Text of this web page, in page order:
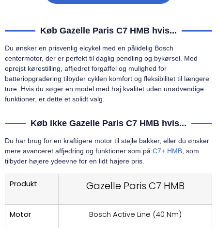
Køb Gazelle Paris C7 HMB hvis...
Du ønsker en prisvenlig elcykel med en pålidelig Bosch
centermotor, der er perfekt til daglig pendling og bykørsel. Med
oprejst kørestilling, affjedret forgaffel og mulighed for
batteriopgradering tilbyder cyklen komfort og fleksibilitet til længere
ture. Hvis du søger en model med høj kvalitet uden unødvendige
funktioner, er dette et solidt valg.
Køb ikke Gazelle Paris C7 HMB hvis...
Du har brug for en kraftigere motor til stejle bakker, eller du ønsker
mere avanceret affjedring og funktioner som på C7+ HMB, som
tilbyder højere ydeevne for en lidt højere pris.
Produkt Gazelle Paris C7 HMB
Motor Bosch Active Line (40 Nm)